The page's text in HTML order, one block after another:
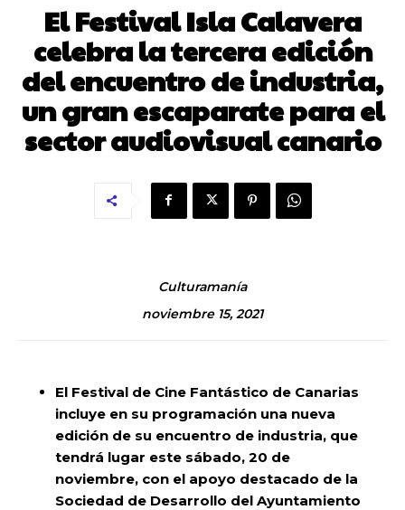
El Festival Isla Calavera
celebra la tercera edición
del encuentro de industria,
un gran escaparate para el
sector audiovisual canario
Culturamanía
noviembre 15, 2021
El Festival de Cine Fantástico de Canarias
incluye en su programación una nueva
edición de su encuentro de industria, que
tendrá lugar este sábado, 20 de
noviembre, con el apoyo destacado de la
Sociedad de Desarrollo del Ayuntamiento